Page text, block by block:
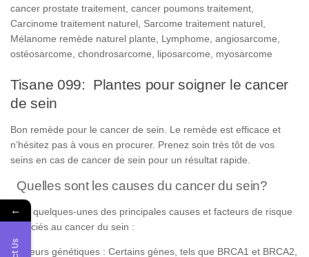
cancer prostate traitement, cancer poumons traitement,
Carcinome traitement naturel, Sarcome traitement naturel,
Mélanome remède naturel plante, Lymphome, angiosarcome,
ostéosarcome, chondrosarcome, liposarcome, myosarcome
Tisane 099: Plantes pour soigner le cancer
de sein
Bon remède pour le cancer de sein. Le remède est efficace et
n’hésitez pas à vous en procurer. Prenez soin très tôt de vos
seins en cas de cancer de sein pour un résultat rapide.
Quelles sont les causes du cancer du sein?
Voici quelques-unes des principales causes et facteurs de risque
associés au cancer du sein :
Facteurs génétiques : Certains gènes, tels que BRCA1 et BRCA2,
←